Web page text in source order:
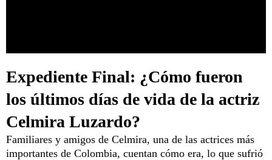
Expediente Final: ¿Cómo fueron
los últimos días de vida de la actriz
Celmira Luzardo?
Familiares y amigos de Celmira, una de las actrices más
importantes de Colombia, cuentan cómo era, lo que sufrió